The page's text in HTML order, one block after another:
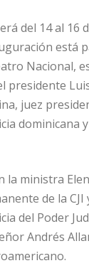
del 14 al 16
está
Nacional,
presidente
juez
dominicana
la ministra
de la
del Poder
Andrés